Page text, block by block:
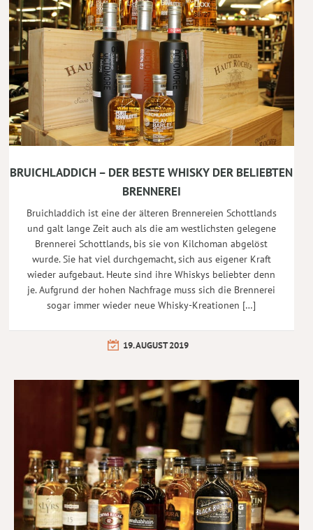
BRUICHLADDICH – DER BESTE WHISKY DER BELIEBTEN
BRENNEREI
Bruichladdich ist eine der älteren Brennereien Schottlands
und galt lange Zeit auch als die am westlichsten gelegene
Brennerei Schottlands, bis sie von Kilchoman abgelöst
wurde. Sie hat viel durchgemacht, sich aus eigener Kraft
wieder aufgebaut. Heute sind ihre Whiskys beliebter denn
je. Aufgrund der hohen Nachfrage muss sich die Brennerei
sogar immer wieder neue Whisky-Kreationen […]
19. AUGUST 2019